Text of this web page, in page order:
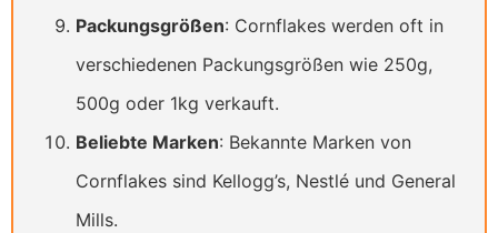
Packungsgrößen: Cornflakes werden oft in
verschiedenen Packungsgrößen wie 250g,
500g oder 1kg verkauft.
Beliebte Marken: Bekannte Marken von
Cornflakes sind Kellogg’s, Nestlé und General
Mills.